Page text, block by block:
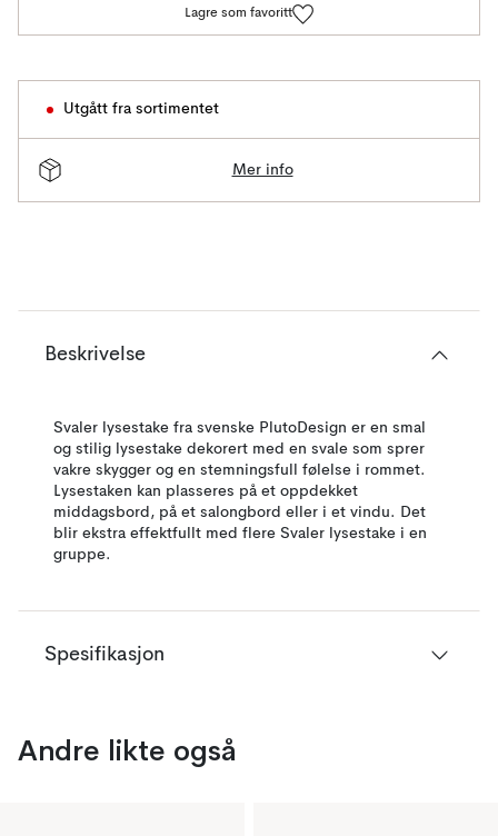
Lagre som favoritt
Utgått fra sortimentet
Mer info
Beskrivelse
Svaler lysestake fra svenske PlutoDesign er en smal
og stilig lysestake dekorert med en svale som sprer
vakre skygger og en stemningsfull følelse i rommet.
Lysestaken kan plasseres på et oppdekket
middagsbord, på et salongbord eller i et vindu. Det
blir ekstra effektfullt med flere Svaler lysestake i en
gruppe.
Spesifikasjon
Andre likte også